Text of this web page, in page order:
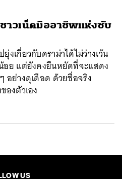
าวเน็ตมืออาชีพแห่งซับ
งเกี่ยวกับดราม่าได้ไม่ว่างเว้น
อย แต่ยังคงยืนหยัดที่จะแสดง
อย่างดุเดือด ด้วยชื่อจริง
องตัวเอง
US